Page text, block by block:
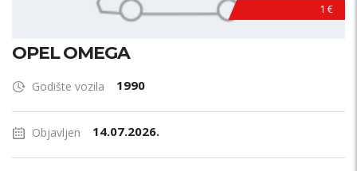
1 €
OPEL OMEGA
Godište vozila 1990
Objavljen 14.07.2026.